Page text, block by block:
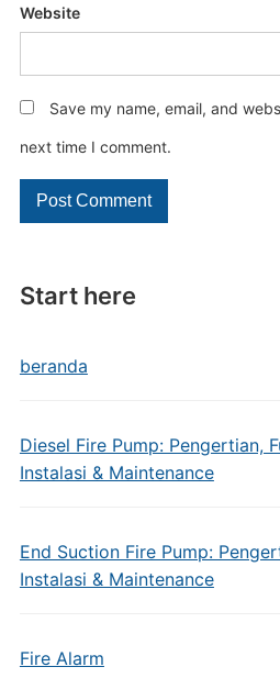
Start here
beranda
Diesel Fire Pump: Pengertian,
Instalasi & Maintenance
End Suction Fire Pump:
Instalasi & Maintenance
Fire Alarm
Website
Save my name, email, and
next time I comment.